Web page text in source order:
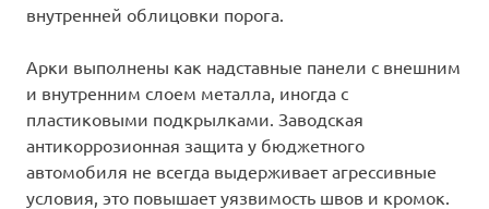
внутренней облицовки порога.
Арки выполнены как надставные панели с внешним
и внутренним слоем металла, иногда с
пластиковыми подкрылками. Заводская
антикоррозионная защита у бюджетного
автомобиля не всегда выдерживает агрессивные
условия, это повышает уязвимость швов и кромок.